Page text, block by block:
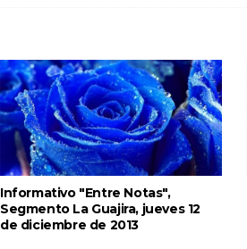
Informativo "Entre Notas",
Segmento La Guajira, jueves 12
de diciembre de 2013